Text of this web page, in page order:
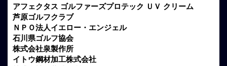
アフェクタス ゴルファーズプロテック ＵＶ クリーム
芦原ゴルフクラブ
ＮＰＯ法人イエロー・エンジェル
石川県ゴルフ協会
株式会社泉製作所
イトウ鋼材加工株式会社